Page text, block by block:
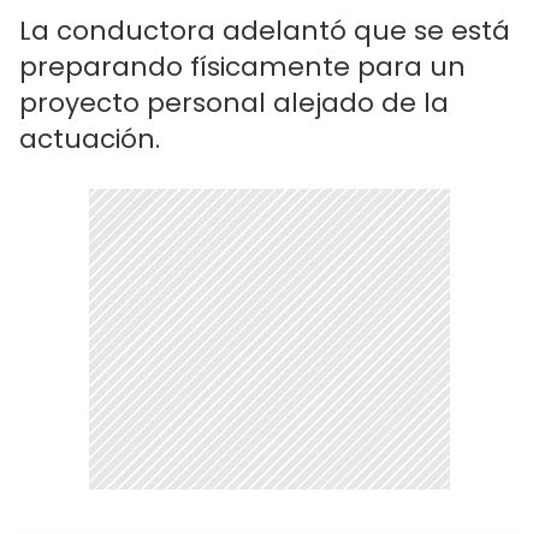
La conductora adelantó que se está
preparando físicamente para un
proyecto personal alejado de la
actuación.